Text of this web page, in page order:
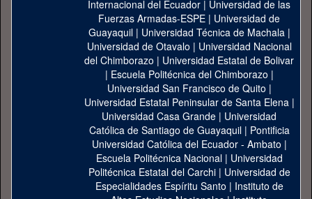
Internacional del Ecuador | Universidad de las
Fuerzas Armadas-ESPE | Universidad de
Guayaquil| Universidad Técnica de Machala|
Universidad de Otavalo | Universidad Nacional
del Chimborazo | Universidad Estatal de Bolivar
| Escuela Politécnica del Chimborazo |
Universidad San Francisco de Quito |
Universidad Estatal Peninsular de Santa Elena|
Universidad Casa Grande | Universidad
Católica de Santiago de Guayaquil| Pontificia
Universidad Católica del Ecuador - Ambato |
Escuela Politécnica Nacional| Universidad
Politécnica Estatal del Carchi| Universidad de
Especialidades Espíritu Santo | Instituto de